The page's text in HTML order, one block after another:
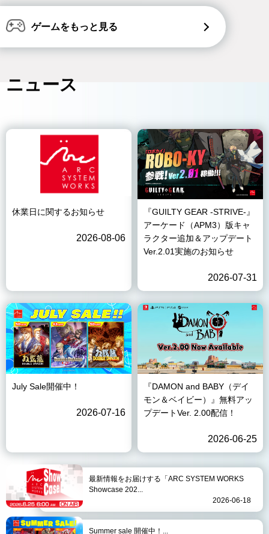
ゲームをもっと見る
ニュース
休業日に関するお知らせ
2026-08-06
『GUILTY GEAR -STRIVE-』
アーケード（APM3）版キャ
ラクター追加＆アップデート
Ver.2.01実施のお知らせ
2026-07-31
July Sale開催中！
2026-07-16
『DAMON and BABY（デイ
モン＆ベイビー）』無料アッ
プデートVer. 2.00配信！
2026-06-25
最新情報をお届けする「ARC SYSTEM WORKS
Showcase 202...
2026-06-18
Summer sale 開催中！...